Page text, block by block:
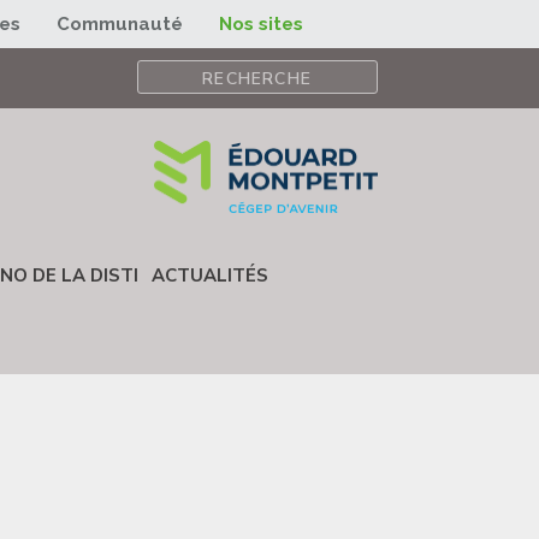
Communauté Nos sites
DE LA DISTI ACTUALITÉS